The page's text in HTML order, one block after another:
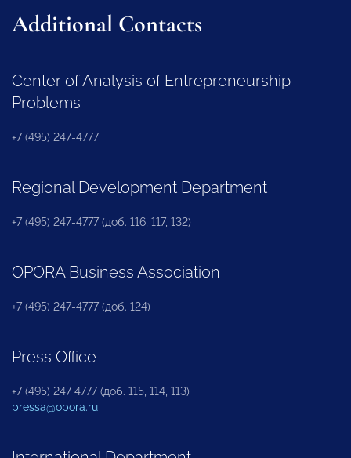
Additional Contacts
Center of Analysis of Entrepreneurship
Problems
+7 (495) 247-4777
Regional Development Department
+7 (495) 247-4777 (доб. 116, 117, 132)
OPORA Business Association
+7 (495) 247-4777 (доб. 124)
Press Office
+7 (495) 247 4777 (доб. 115, 114, 113)
pressa@opora.ru